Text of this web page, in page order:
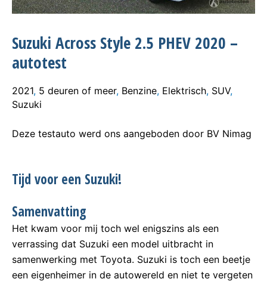
Suzuki Across Style 2.5 PHEV 2020 –
autotest
2021, 5 deuren of meer, Benzine, Elektrisch, SUV,
Suzuki
Deze testauto werd ons aangeboden door BV Nimag
Tijd voor een Suzuki!
Samenvatting
Het kwam voor mij toch wel enigszins als een
verrassing dat Suzuki een model uitbracht in
samenwerking met Toyota. Suzuki is toch een beetje
een eigenheimer in de autowereld en niet te vergeten